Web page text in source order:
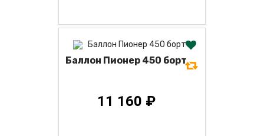
Баллон Пионер 450 борт
11 160 ₽